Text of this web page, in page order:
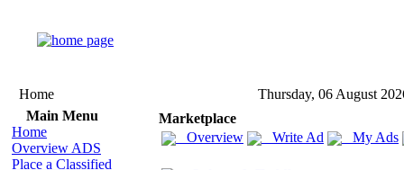
Home
Thursday, 06 August
Main Menu
Home
Overview ADS
Place a Classified
Marketplace
Overview
Write Ad My Ads